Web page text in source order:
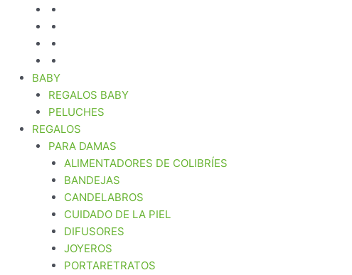
BABY
REGALOS BABY
PELUCHES
REGALOS
PARA DAMAS
ALIMENTADORES DE COLIBRÍES
BANDEJAS
CANDELABROS
CUIDADO DE LA PIEL
DIFUSORES
JOYEROS
PORTARETRATOS